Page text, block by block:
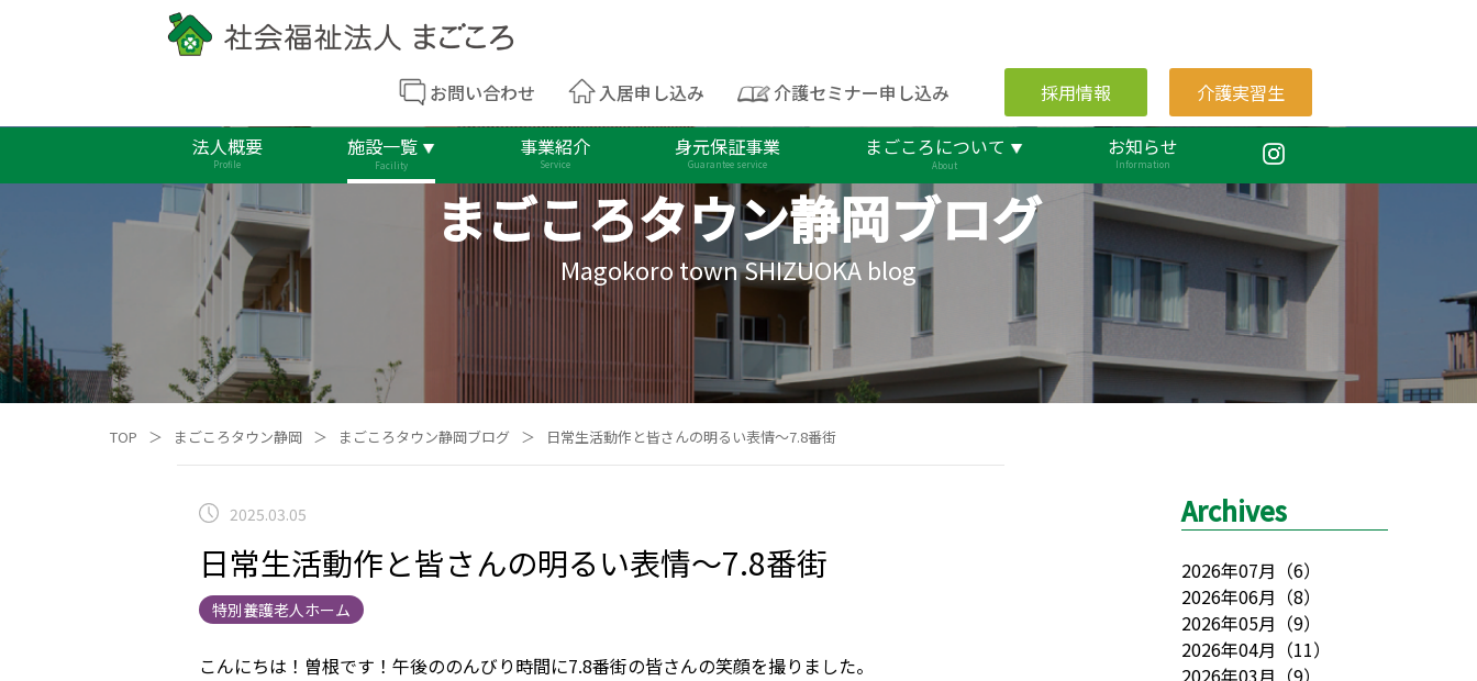
お問い合わせ 入居申し込み 介護セミナー申し込み 採用情報 介護実習生
法人概要
Profile
施設一覧
Facility
事業紹介
Service
身元保証事業
Guarantee service
まごころについて
About
お知らせ
Information
まごころタウン静岡ブログ
Magokoro town SHIZUOKA blog
TOP ＞ まごころタウン静岡 ＞ まごころタウン静岡ブログ ＞ 日常生活動作と皆さんの明るい表情～7.8番街
2025.03.05
日常生活動作と皆さんの明るい表情～7.8番街
特別養護老人ホーム
こんにちは！曽根です！午後ののんびり時間に7.8番街の皆さんの笑顔を撮りました。
Archives
2026年07月 （6）
2026年06月 （8）
2026年05月 （9）
2026年04月 （11）
2026年03月 （9）